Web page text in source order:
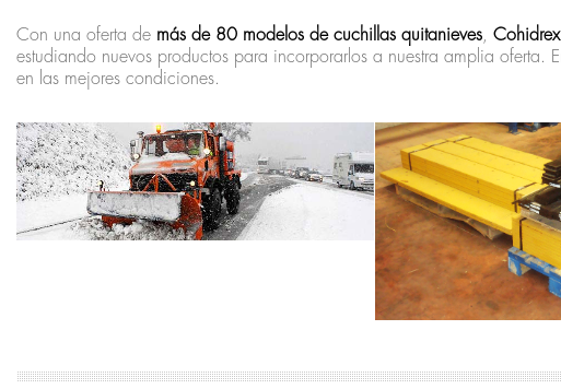
Con una oferta de más de 80 modelos de cuchillas quitanieves Cohidrex
estudiando nuevos productos para incorporarlos a nuestra amplia oferta.
en las mejores condiciones.